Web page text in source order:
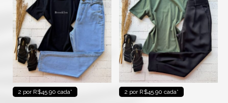
2 por R$45.90 cada* 2 por R$45.90 cada*